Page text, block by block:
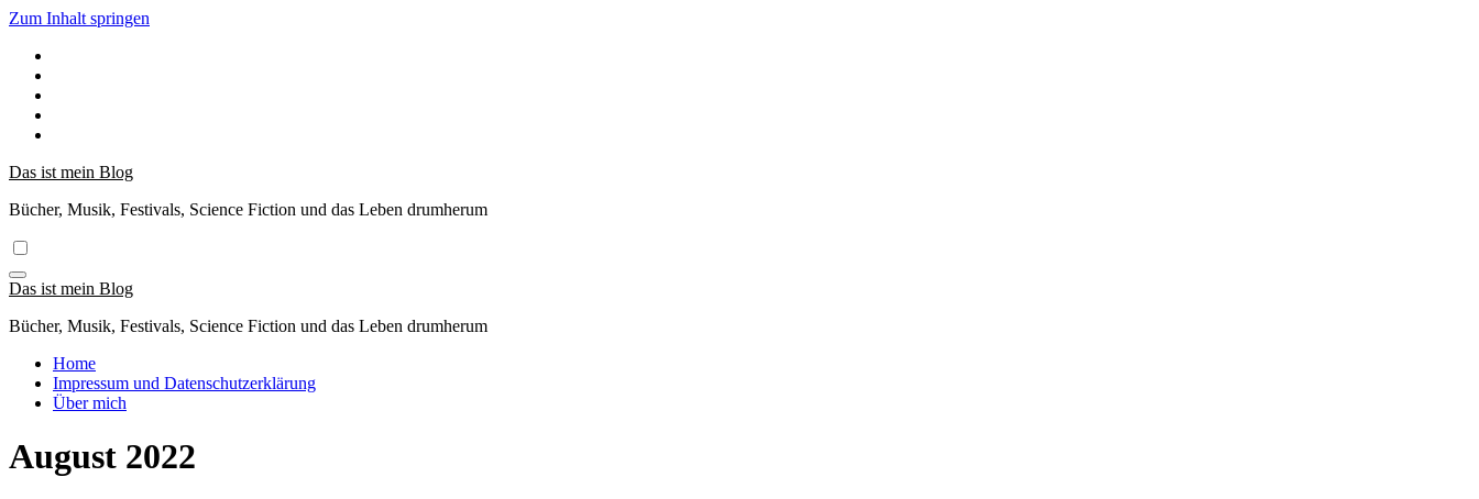
Zum Inhalt springen
Das ist mein Blog
Bücher, Musik, Festivals, Science Fiction und das Leben drumherum
Das ist mein Blog
Bücher, Musik, Festivals, Science Fiction und das Leben drumherum
Home
Impressum und Datenschutzerklärung
Über mich
August 2022